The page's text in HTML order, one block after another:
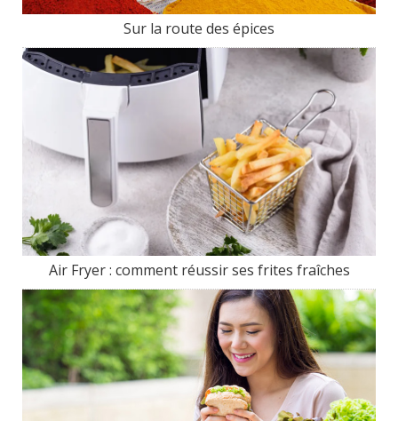
Sur la route des épices
Air Fryer : comment réussir ses frites fraîches